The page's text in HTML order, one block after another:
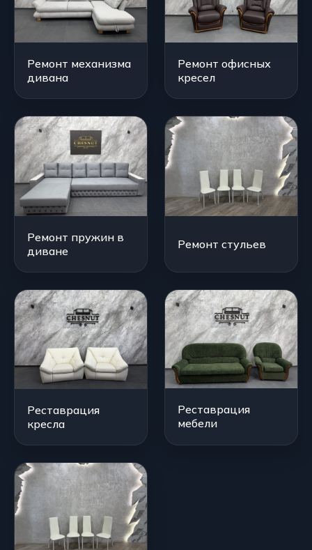
Ремонт механизма
дивана
Ремонт офисных
кресел
Ремонт пружин в
диване
Ремонт стульев
Реставрация
кресла
Реставрация
мебели